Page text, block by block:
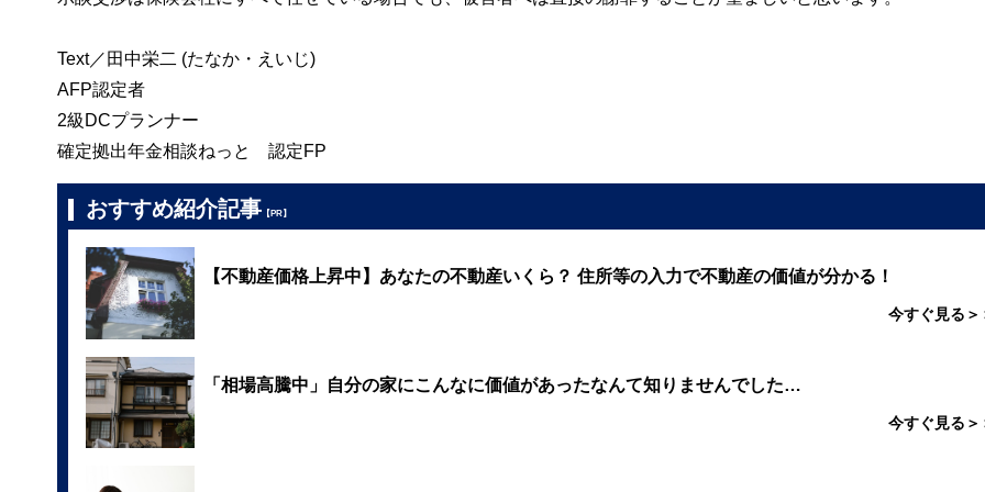
Text／田中栄二 (たなか・えいじ)
AFP認定者
2級DCプランナー
確定拠出年金相談ねっと 認定FP
おすすめ紹介記事 【PR】
【不動産価格上昇中】あなたの不動産いくら？ 住所等の入力で不動産の価値が分かる！
今すぐ見る＞
「相場高騰中」自分の家にこんなに価値があったなんて知りませんでした…
今すぐ見る＞